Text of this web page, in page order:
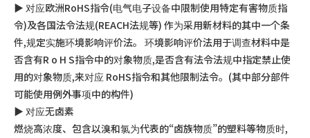
▶︎ 对应欧洲RoHS指令(电气电子设备中限制使用特定有害物质指
令)及各国法令法规(REACH法规等) 作为采用新材料的其中一个条
件,规定实施环境影响评价法。 环境影响评价法用于调查材料中是
否含有R o H S指令中的对象物质,是否含有法令法规中指定禁止使
用的对象物质,来对应 RoHS指令和其他限制法令。(其中部分部件
可能使用例外事项中的构件)
▶︎ 对应无卤素
燃烧高浓度、包含以溴和氯为代表的“卤族物质”的塑料等物质时,